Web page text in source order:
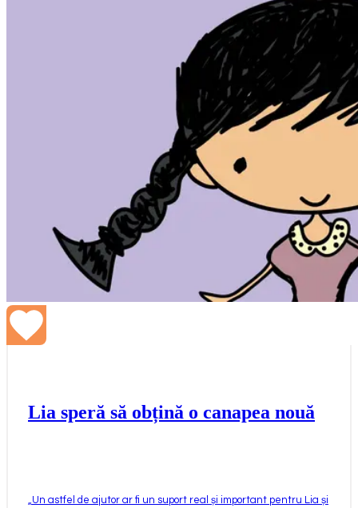
Lia speră să obțină o canapea nouă
Un astfel de ajutor ar fi un suport real și important pentru Lia și